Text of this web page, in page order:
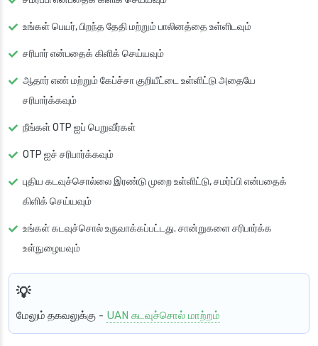
உங்கள் பெயர், பிறந்த தேதி மற்றும் பாலினத்தை உள்ளிடவும்
சரிபார் என்பதைக் கிளிக் செய்யவும்
ஆதார் எண் மற்றும் கேப்ச்சா குறியீட்டை உள்ளிட்டு அதையே
சரிபார்க்கவும்
நீங்கள் OTP ஐப் பெறுவீர்கள்
OTP ஐச் சரிபார்க்கவும்
புதிய கடவுச்சொல்லை இரண்டு முறை உள்ளிட்டு, சமர்ப்பி என்பதைக்
கிளிக் செய்யவும்
உங்கள் கடவுச்சொல் உருவாக்கப்பட்டது. சான்றுகளை சரிபார்க்க
உள்நுழையவும்
மேலும் தகவலுக்கு - UAN கடவுச்சொல் மாற்றம்